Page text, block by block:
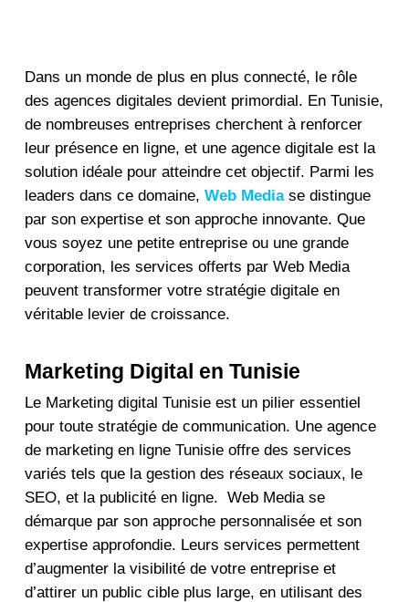
Dans un monde de plus en plus connecté, le rôle
des agences digitales devient primordial. En Tunisie,
de nombreuses entreprises cherchent à renforcer
leur présence en ligne, et une agence digitale est la
solution idéale pour atteindre cet objectif. Parmi les
leaders dans ce domaine, Web Media se distingue
par son expertise et son approche innovante. Que
vous soyez une petite entreprise ou une grande
corporation, les services offerts par Web Media
peuvent transformer votre stratégie digitale en
véritable levier de croissance.
Marketing Digital en Tunisie
Le Marketing digital Tunisie est un pilier essentiel
pour toute stratégie de communication. Une agence
de marketing en ligne Tunisie offre des services
variés tels que la gestion des réseaux sociaux, le
SEO, et la publicité en ligne. Web Media se
démarque par son approche personnalisée et son
expertise approfondie. Leurs services permettent
d’augmenter la visibilité de votre entreprise et
d’attirer un public cible plus large, en utilisant des